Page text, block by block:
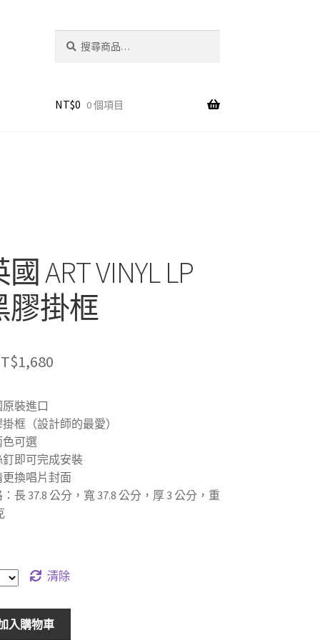
字:
NT$0 0 個項目
ART VINYL LP
膠掛框
：
。
1,680目
NT$1,680。
裝進口
框（設計師的最愛）
色可選
即可完成安裝
換唱片封面
長 37.8 公分，寬 37.8 公分，厚 3 公分，重
清除
入購物車